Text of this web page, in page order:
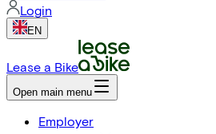
Login
EN
Lease a Bike
Open main menu
Employer